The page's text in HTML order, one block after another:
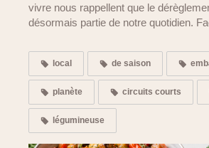
vivre nous rappellent que le
désormais partie de notre quotidien.
local de saison
planète circuits courts
légumineuse